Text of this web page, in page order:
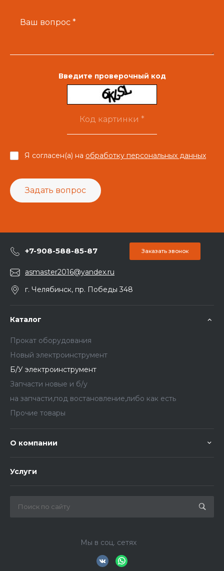
Ваш вопрос *
Введите проверочный код
Задать вопрос
Я согласен(а) на обработку персональных данных
+7-908-588-85-87 Заказать звонок
asmaster2016@yandex.ru
г. Челябинск, пр. Победы 348
Каталог
Прокат оборудования
Новый электроинструмент
Б/У электроинструмент
Запчасти новые и б/у
на запчасти,под востановление,либо как есть
Прочие товары
О компании
Услуги
Мы в соц. сетях